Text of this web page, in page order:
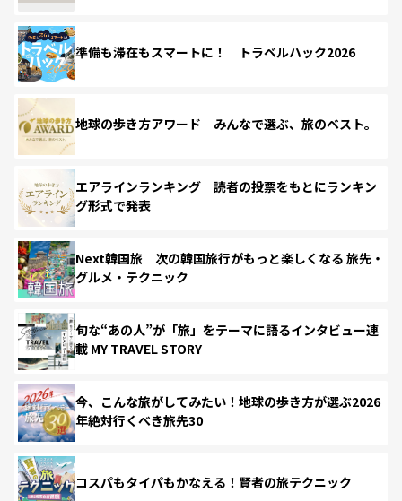
準備も滞在もスマートに！ トラベルハック2026
地球の歩き方アワード みんなで選ぶ、旅のベスト。
エアラインランキング 読者の投票をもとにランキン
グ形式で発表
Next韓国旅 次の韓国旅行がもっと楽しくなる 旅先・
グルメ・テクニック
旬な“あの人”が「旅」をテーマに語るインタビュー連
載 MY TRAVEL STORY
今、こんな旅がしてみたい！地球の歩き方が選ぶ2026
年絶対行くべき旅先30
コスパもタイパもかなえる！賢者の旅テクニック